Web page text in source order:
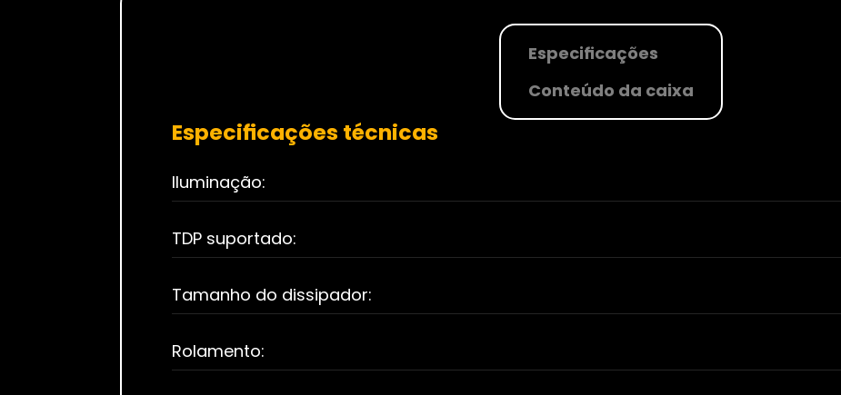
Especificações
Conteúdo da caixa
Especificações técnicas
Iluminação:
TDP suportado:
Tamanho do dissipador:
Rolamento: